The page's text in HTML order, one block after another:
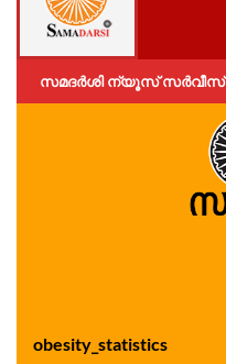
സമദർശി ന്യൂസ് സർവീസ്
obesity_statistics